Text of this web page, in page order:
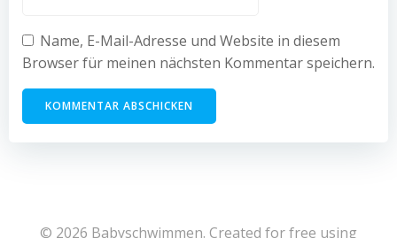
Name, E-Mail-Adresse und Website in diesem
Browser für meinen nächsten Kommentar speichern.
Alternative:
© 2026 Babyschwimmen. Created for free using